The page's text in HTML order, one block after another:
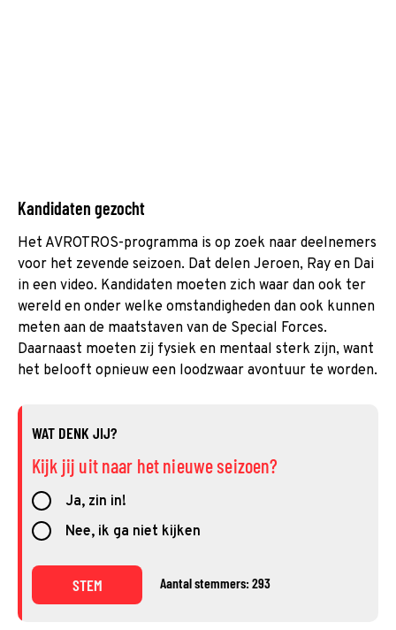
Kandidaten gezocht
Het AVROTROS-programma is op zoek naar deelnemers
voor het zevende seizoen. Dat delen Jeroen, Ray en Dai
in een video. Kandidaten moeten zich waar dan ook ter
wereld en onder welke omstandigheden dan ook kunnen
meten aan de maatstaven van de Special Forces.
Daarnaast moeten zij fysiek en mentaal sterk zijn, want
het belooft opnieuw een loodzwaar avontuur te worden.
WAT DENK JIJ?
Kijk jij uit naar het nieuwe seizoen?
Ja, zin in!
Nee, ik ga niet kijken
STEM Aantal stemmers: 293